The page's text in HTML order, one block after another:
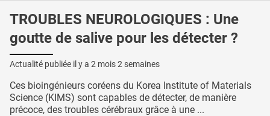
TROUBLES NEUROLOGIQUES : Une
goutte de salive pour les détecter ?
Actualité publiée il y a 2 mois 2 semaines
Ces bioingénieurs coréens du Korea Institute of Materials
Science (KIMS) sont capables de détecter, de manière
précoce, des troubles cérébraux grâce à une ...